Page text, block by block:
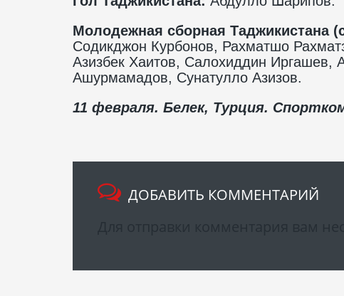
Молодежная сборная Таджикистана
Содикджон Курбонов, Рахматшо
Азизбек Хаитов, Салохиддин
Ашурмамадов, Сунатулло Азизов.
11 февраля. Белек, Турция.
ДОБАВИТЬ КОММЕНТАРИЙ